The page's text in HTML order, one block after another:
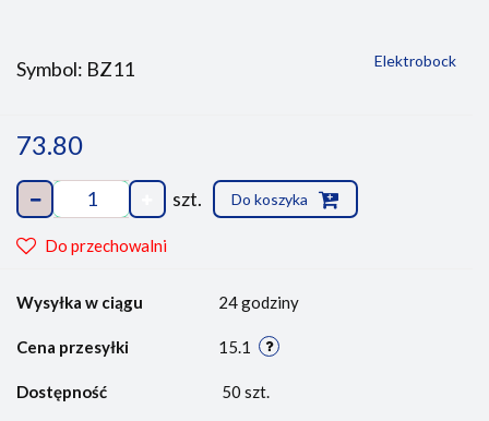
Symbol: BZ11 Elektrobock
73.80
szt. Do koszyka
Do przechowalni
Wysyłka w ciągu 24 godziny
Cena przesyłki 15.1
Dostępność 50 szt.